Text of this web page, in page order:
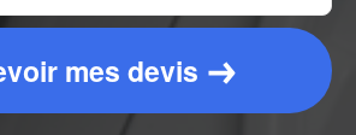
mes devis